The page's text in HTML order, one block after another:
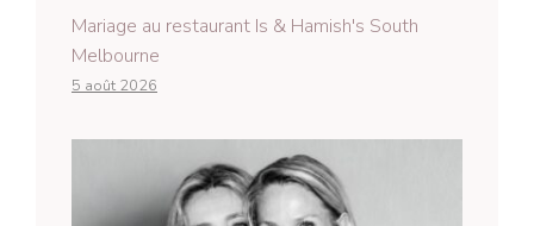
Mariage au restaurant Is & Hamish's South
Melbourne
5 août 2026